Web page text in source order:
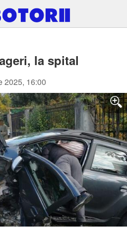
la spital
2025, 16:00